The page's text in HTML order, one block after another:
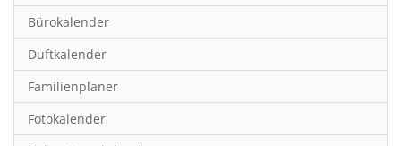
Familienplaner
Fantasy
Film
Fotokunst
Frauen
Bürokalender
Duftkalender
Familienplaner
Fotokalender